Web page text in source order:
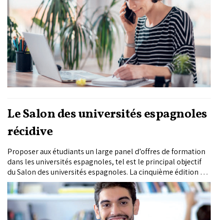
Le Salon des universités espagnoles
récidive
Proposer aux étudiants un large panel d’offres de formation
dans les universités espagnoles, tel est le principal objectif
du Salon des universités espagnoles. La cinquième édition de
cet événement est prévue en mode virtuel du 9 au 11 février
2021.